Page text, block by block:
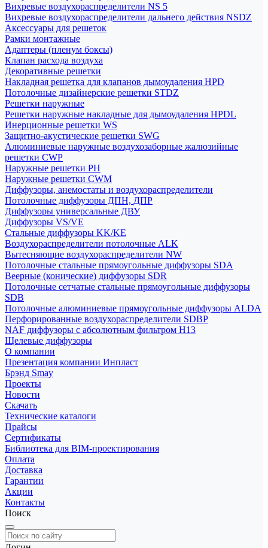
Вихревые воздухораспределители NS 5
Вихревые воздухораспределители дальнего действия NSDZ
Аксессуары для решеток
Рамки монтажные
Адаптеры (пленум боксы)
Клапан расхода воздуха
Декоративные решетки
Накладная решетка для клапанов дымоудаления HPD
Потолочные дизайнерские решетки STDZ
Решетки наружные
Решетки наружные накладные для дымоудаления HPDL
Инерционные решетки WS
Защитно-акустические решетки SWG
Алюминиевые наружные воздухозаборные жалюзийные
решетки CWP
Наружные решетки РН
Наружные решетки CWM
Диффузоры, анемостаты и воздухораспределители
Потолочные диффузоры ДПН, ДПР
Диффузоры универсальные ДВУ
Диффузоры VS/VE
Стальные диффузоры KK/KE
Воздухораспределители потолочные ALK
Вытесняющие воздухораспределители NW
Потолочные стальные прямоугольные диффузоры SDA
Веерные (конические) диффузоры SDR
Потолочные сетчатые стальные прямоугольные диффузоры
SDB
Потолочные алюминиевые прямоугольные диффузоры ALDA
Перфорированные воздухораспределители SDBP
NAF диффузоры с абсолютным фильтром Н13
Щелевые диффузоры
О компании
Презентация компании Инпласт
Брэнд Smay
Проекты
Новости
Скачать
Технические каталоги
Прайсы
Сертификаты
Библиотека для BIM-проектирования
Оплата
Доставка
Гарантии
Акции
Контакты
Поиск